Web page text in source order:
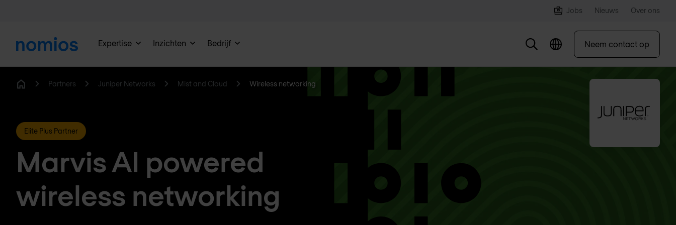
Jobs Nieuws Over ons
Expertise Inzichten Bedrijf Neem contact op
Partners Juniper Networks Mist and Cloud Wireless networking
Elite Plus Partner
Marvis AI powered
wireless networking